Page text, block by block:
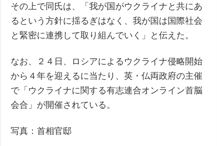
その上で同氏は、「我が国がウクライナと共にあ
るという方針に揺るぎはなく、我が国は国際社会
と緊密に連携して取り組んでいく」と伝えた。
なお、２４日、ロシアによるウクライナ侵略開始
から４年を迎えるに当たり、英・仏両政府の主催
で「ウクライナに関する有志連合オンライン首脳
会合」が開催されている。
写真：首相官邸